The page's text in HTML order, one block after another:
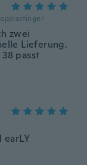
opplastinger
zwei
Lieferung.
passt
earLY